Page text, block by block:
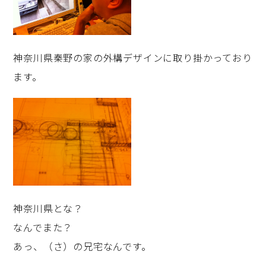
神奈川県秦野の家の外構デザインに取り掛かっており
ます。
神奈川県とな？
なんでまた？
あっ、（さ）の兄宅なんです。